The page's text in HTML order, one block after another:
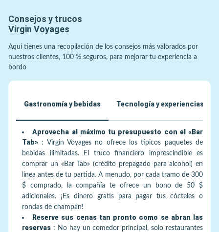
Consejos y trucos
Virgin Voyages
Aquí tienes una recopilación de los consejos más valorados por
nuestros clientes, 100 % seguros, para mejorar tu experiencia a
bordo
Gastronomía y bebidas Tecnología y experiencias
Aprovecha al máximo tu presupuesto con el «Bar
Tab» : Virgin Voyages no ofrece los típicos paquetes de
bebidas ilimitadas. El truco financiero imprescindible es
comprar un «Bar Tab» (crédito prepagado para alcohol) en
línea antes de tu partida. A menudo, por cada tramo de 300
$ comprado, la compañía te ofrece un bono de 50 $
adicionales. ¡Es dinero gratis para pagar tus cócteles o
rondas de champán!
Reserve sus cenas tan pronto como se abran las
reservas : No hay un comedor principal, solo restaurantes